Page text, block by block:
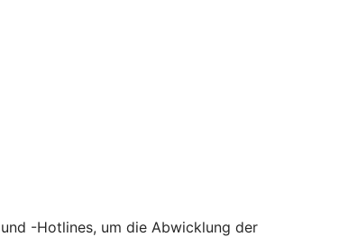
-Hotlines, um die Abwicklung der